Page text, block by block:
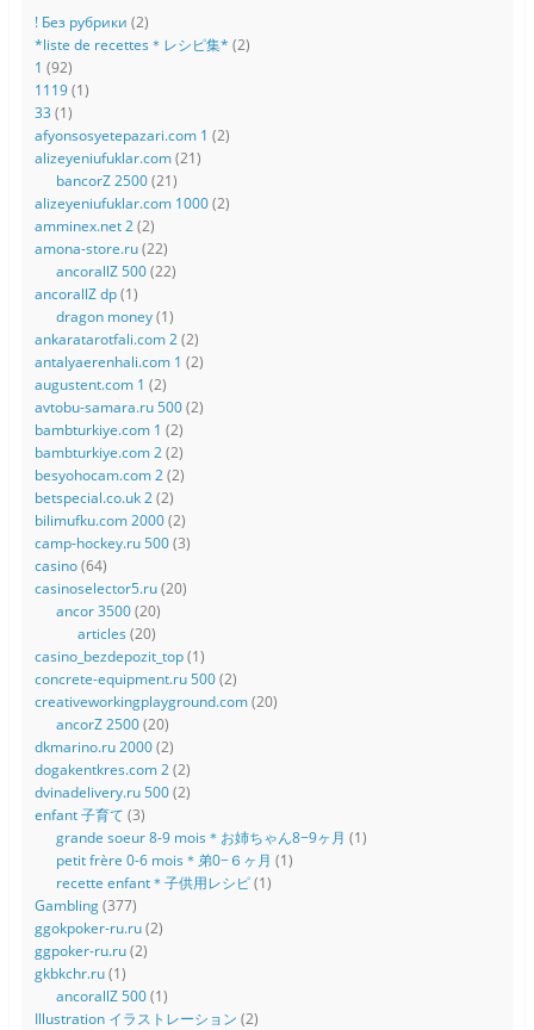
! Без рубрики (2)
*liste de recettes＊レシピ集* (2)
1 (92)
1119(1)
33 (1)
afyonsosyetepazari.com 1 (2)
alizeyeniufuklar.com(21)
bancorZ 2500(21)
alizeyeniufuklar.com 1000(2)
amminex.net 2(2)
amona-store.ru(22)
ancorallZ 500(22)
ancorallZ dp(1)
dragon money(1)
ankaratarotfali.com 2(2)
antalyaerenhali.com 1 (2)
augustent.com 1 (2)
avtobu-samara.ru 500(2)
bambturkiye.com 1 (2)
bambturkiye.com 2(2)
besyohocam.com 2(2)
betspecial.co.uk 2(2)
bilimufku.com 2000(2)
camp-hockey.ru 500(3)
casino(64)
casinoselector5.ru(20)
ancor 3500(20)
articles (20)
casino_bezdepozit_top(1)
concrete-equipment.ru 500(2)
creativeworkingplayground.com(20)
ancorZ 2500(20)
dkmarino.ru 2000(2)
dogakentkres.com 2(2)
dvinadelivery.ru 500(2)
enfant 子育て (3)
grande soeur 8-9 mois＊お姉ちゃん8−9ヶ月 (1)
petit frère 0-6 mois＊弟0−６ヶ月 (1)
recette enfant＊子供用レシピ(1)
Gambling(377)
ggokpoker-ru.ru(2)
ggpoker-ru.ru(2)
gkbkchr.ru(1)
ancorallZ 500(1)
Illustration イラストレーション (2)